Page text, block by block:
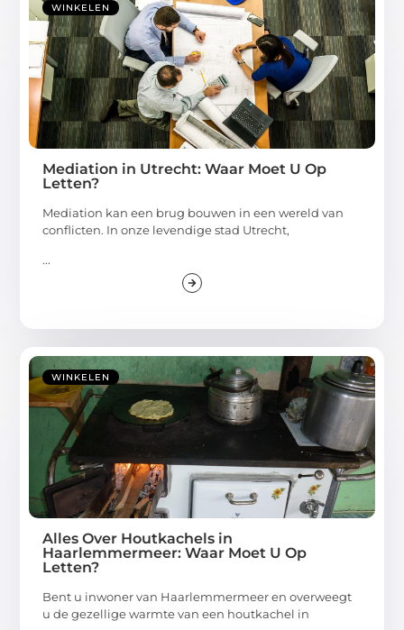
WINKELEN
Mediation in Utrecht: Waar Moet U Op
Letten?
Mediation kan een brug bouwen in een wereld van
conflicten. In onze levendige stad Utrecht,
...
WINKELEN
Alles Over Houtkachels in
Haarlemmermeer: Waar Moet U Op
Letten?
Bent u inwoner van Haarlemmermeer en overweegt
u de gezellige warmte van een houtkachel in